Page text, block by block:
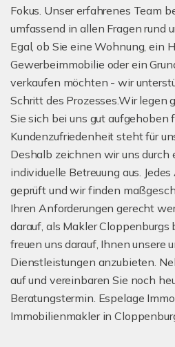
Fokus. Unser erfahrenes Team
umfassend in allen Fragen rund
Egal, ob Sie eine Wohnung, ein
Gewerbeimmobilie oder ein
verkaufen möchten - wir
Schritt des Prozesses.Wir legen
Sie sich bei uns gut aufgehoben
Kundenzufriedenheit steht für
Deshalb zeichnen wir uns durch
individuelle Betreuung aus.
geprüft und wir finden
Ihren Anforderungen gerecht
darauf, als Makler Cloppenburgs
freuen uns darauf, Ihnen unsere
Dienstleistungen anzubieten.
auf und vereinbaren Sie noch
Beratungstermin. Espelage
Immobilienmakler in